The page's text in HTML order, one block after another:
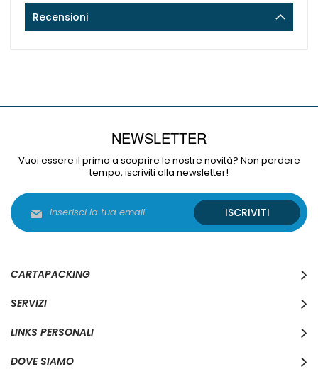
Recensioni
NEWSLETTER
Vuoi essere il primo a scoprire le nostre novità? Non perdere
tempo, iscriviti alla newsletter!
alla
nostra
ISCRIVITI
CARTAPACKING
SERVIZI
LINKS PERSONALI
DOVE SIAMO